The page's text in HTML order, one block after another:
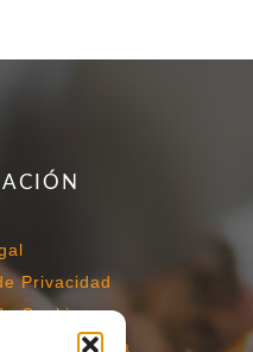
Privacidad
Cookies
de Compra